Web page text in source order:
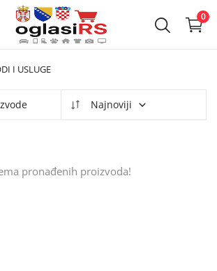
0
I USLUGE
Najnoviji
pronađenih proizvoda!